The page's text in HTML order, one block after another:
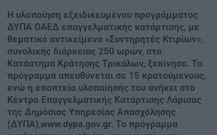
Η υλοποίηση εξειδικευμένου προγράμματος
ΔΥΠΑ ΟΑΕΔ επαγγελματικής κατάρτισης, με
θεματικό αντικείμενο «Συντηρητές Κτιρίων»,
συνολικής διάρκειας 250 ωρών, στο
Κατάστημα Κράτησης Τρικάλων, ξεκίνησε. Το
πρόγραμμα απευθύνεται σε 15 κρατούμενους,
ενώ η εποπτεία υλοποίησής του ανήκει στο
Κέντρο Επαγγελματικής Κατάρτισης Λάρισας
της Δημόσιας Υπηρεσίας Απασχόλησης
(ΔΥΠΑ),www.dypa.gov.gr. Το πρόγραμμα